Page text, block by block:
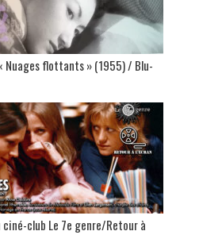
Nuages flottants » (1955) / Blu-
ciné-club Le 7e genre/Retour à